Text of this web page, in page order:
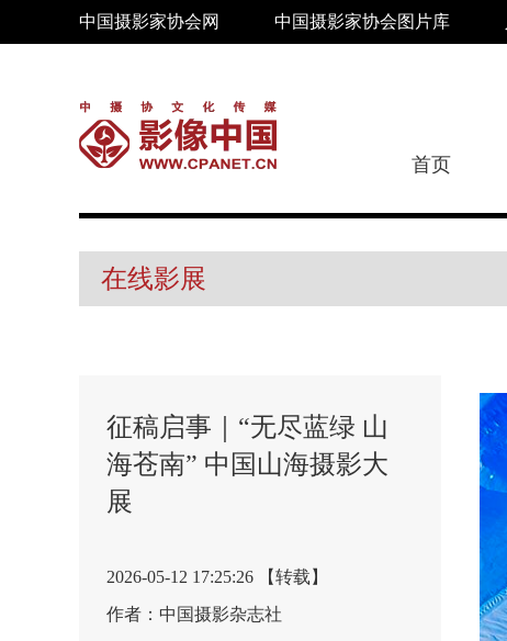
中国摄影家协会网 中国摄影家协会图片库
首页
在线影展
征稿启事｜“无尽蓝绿 山
海苍南” 中国山海摄影大
展
2026-05-12 17:25:26 【转载】
作者：中国摄影杂志社